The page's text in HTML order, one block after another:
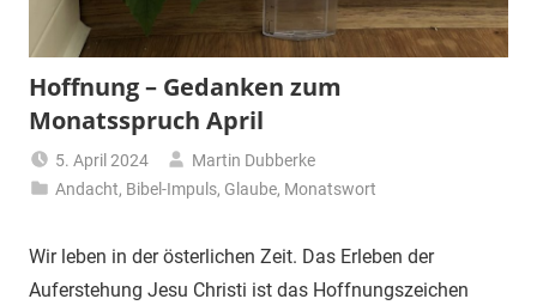
Hoffnung – Gedanken zum
Monatsspruch April
5. April 2024
Martin Dubberke
Andacht, Bibel-Impuls, Glaube, Monatswort
Wir leben in der österlichen Zeit. Das Erleben der
Auferstehung Jesu Christi ist das Hoffnungszeichen